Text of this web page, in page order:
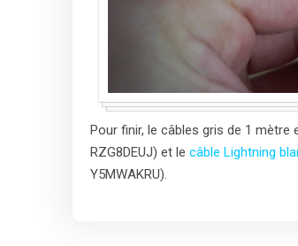
Pour finir, le câbles gris de 1 mètre
RZG8DEUJ) et le câble Lightning
Y5MWAKRU).